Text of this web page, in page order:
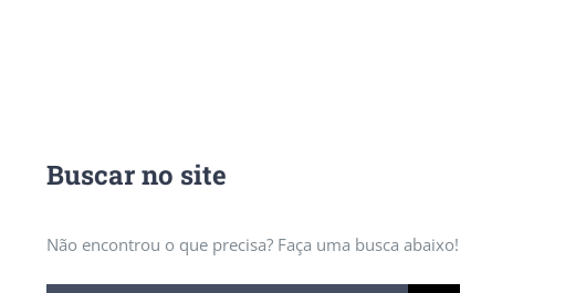
Buscar no site
Não encontrou o que precisa? Faça uma busca abaixo!